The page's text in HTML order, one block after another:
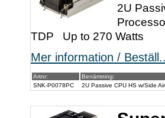
2U
TDP Up to 270 Watts
Mer information /
Artnr:
Benämning:
SNK-P0078PC
2U Passive CPU HS w/Side